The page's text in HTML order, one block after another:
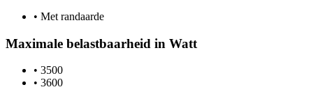
• Met randaarde
Maximale belastbaarheid in Watt
• 3500
• 3600